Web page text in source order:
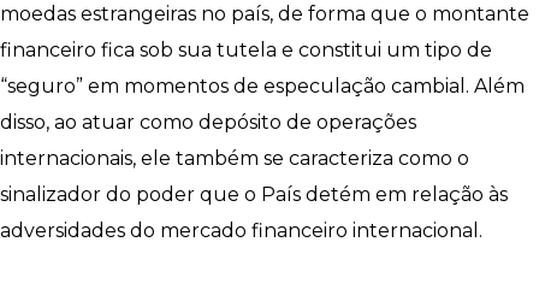
moedas estrangeiras no país, de forma que o montante
financeiro fica sob sua tutela e constitui um tipo de
“seguro” em momentos de especulação cambial. Além
disso, ao atuar como depósito de operações
internacionais, ele também se caracteriza como o
sinalizador do poder que o País detém em relação às
adversidades do mercado financeiro internacional.